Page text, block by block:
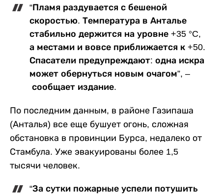
“Пламя раздувается с бешеной
скоростью. Температура в Анталье
стабильно держится на уровне +35 °C,
а местами и вовсе приближается к +50.
Спасатели предупреждают: одна искра
может обернуться новым очагом”, –
сообщает издание.
По последним данным, в районе Газипаша
(Анталья) все еще бушует огонь, сложная
обстановка в провинции Бурса, недалеко от
Стамбула. Уже эвакуированы более 1,5
тысячи человек.
“За сутки пожарные успели потушить